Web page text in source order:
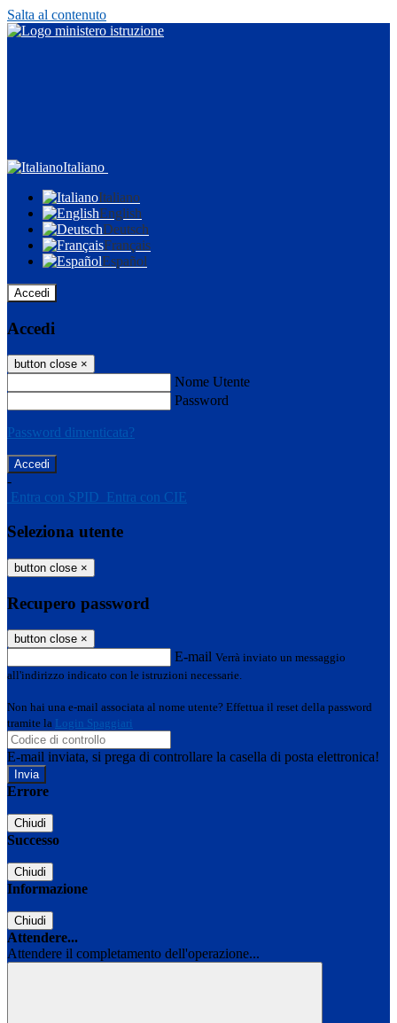
Salta al contenuto
Italiano
Italiano
English
Deutsch
Français
Español
Accedi
Accedi
button close ×
Nome Utente
Password
Password dimenticata?
-
Entra con SPID Entra con CIE
Seleziona utente
button close ×
Recupero password
button close ×
E-mail Verrà inviato un messaggio
all'indirizzo indicato con le istruzioni necessarie.
Non hai una e-mail associata al nome utente? Effettua il reset della password
tramite la Login Spaggiari
E-mail inviata, si prega di controllare la casella di posta elettronica!
Errore
Chiudi
Successo
Chiudi
Informazione
Chiudi
Attendere...
Attendere il completamento dell'operazione...